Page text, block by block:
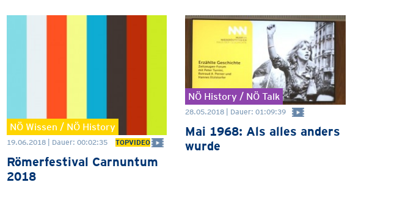
NÖ Wissen / NÖ History
19.06.2018 | Dauer: 00:02:35 TOPVIDEO
Römerfestival Carnuntum
2018
NÖ History / NÖ Talk
28.05.2018 | Dauer: 01:09:39
Mai 1968: Als alles anders
wurde